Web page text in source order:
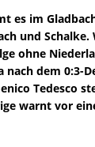
es im
und
ohne
nach dem
Tedesco
warnt vor